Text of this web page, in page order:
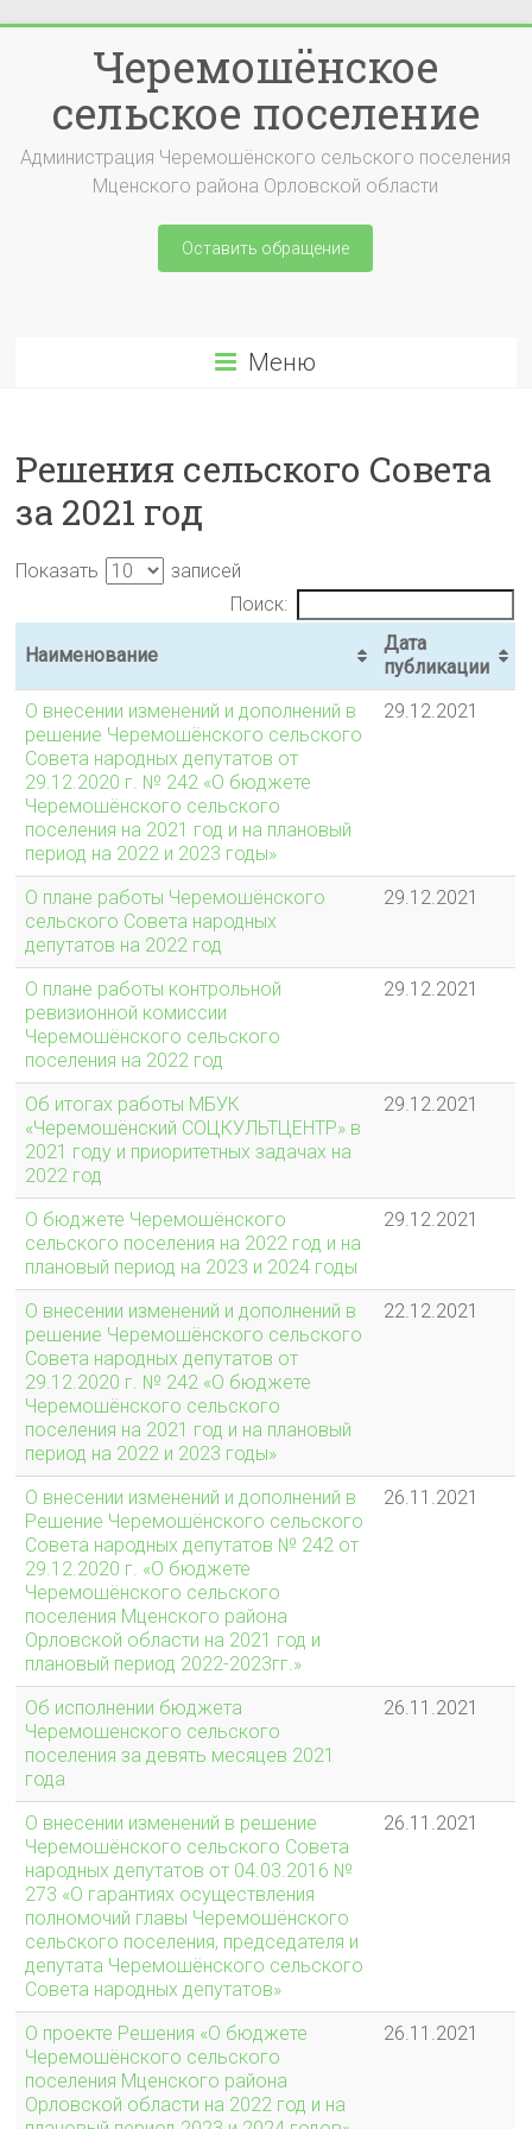
содержимомуЧеремошёнское
сельское поселение
Администрация Черемошёнского сельского поселения
Мценского района Орловской области
Оставить обращение
Меню
Решения сельского Совета
за 2021 год
Показать
записей
Поиск:
Наименование
Дата
публикации
О внесении изменений и дополнений в
решение Черемошёнского сельского
Совета народных депутатов от
29.12.2020 г. № 242 «О бюджете
Черемошёнского сельского
поселения на 2021 год и на плановый
период на 2022 и 2023 годы»
29.12.2021
О плане работы Черемошёнского
сельского Совета народных
депутатов на 2022 год
29.12.2021
О плане работы контрольной
ревизионной комиссии
Черемошёнского сельского
поселения на 2022 год
29.12.2021
Об итогах работы МБУК
«Черемошёнский СОЦКУЛЬТЦЕНТР» в
2021 году и приоритетных задачах на
2022 год
29.12.2021
О бюджете Черемошёнского
сельского поселения на 2022 год и на
плановый период на 2023 и 2024 годы
29.12.2021
О внесении изменений и дополнений в
решение Черемошёнского сельского
Совета народных депутатов от
29.12.2020 г. № 242 «О бюджете
Черемошёнского сельского
поселения на 2021 год и на плановый
период на 2022 и 2023 годы»
22.12.2021
О внесении изменений и дополнений в
Решение Черемошёнского сельского
Совета народных депутатов № 242 от
29.12.2020 г. «О бюджете
Черемошёнского сельского
поселения Мценского района
Орловской области на 2021 год и
плановый период 2022-2023гг.»
26.11.2021
Об исполнении бюджета
Черемошенского сельского
поселения за девять месяцев 2021
года
26.11.2021
О внесении изменений в решение
Черемошёнского сельского Совета
народных депутатов от 04.03.2016 №
273 «О гарантиях осуществления
полномочий главы Черемошёнского
сельского поселения, председателя и
депутата Черемошёнского сельского
Совета народных депутатов»
26.11.2021
О проекте Решения «О бюджете
Черемошёнского сельского
поселения Мценского района
Орловской области на 2022 год и на
26.11.2021